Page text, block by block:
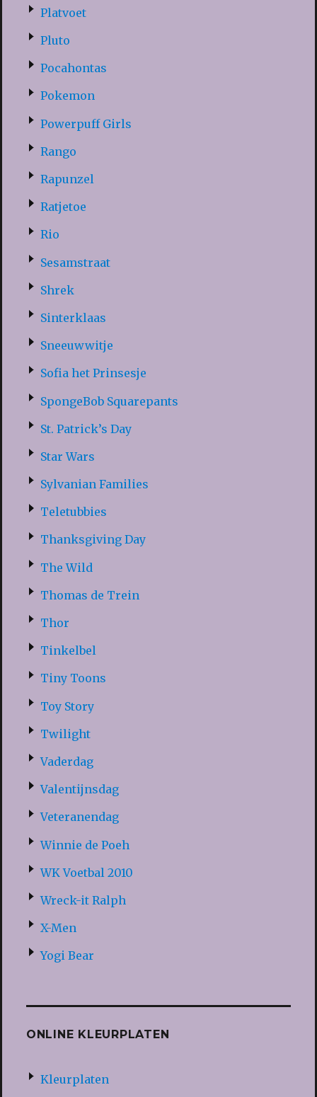
Platvoet
Pluto
Pocahontas
Pokemon
Powerpuff Girls
Rango
Rapunzel
Ratjetoe
Rio
Sesamstraat
Shrek
Sinterklaas
Sneeuwwitje
Sofia het Prinsesje
SpongeBob Squarepants
St. Patrick’s Day
Star Wars
Sylvanian Families
Teletubbies
Thanksgiving Day
The Wild
Thomas de Trein
Thor
Tinkelbel
Tiny Toons
Toy Story
Twilight
Vaderdag
Valentijnsdag
Veteranendag
Winnie de Poeh
WK Voetbal 2010
Wreck-it Ralph
X-Men
Yogi Bear
ONLINE KLEURPLATEN
Kleurplaten